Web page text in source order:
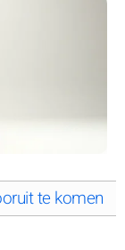
te komen